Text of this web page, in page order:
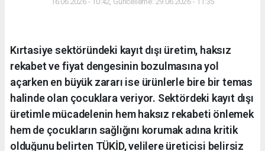
Kırtasiye sektöründeki kayıt dışı üretim, haksız
rekabet ve fiyat dengesinin bozulmasına yol
açarken en büyük zararı ise ürünlerle bire bir temas
halinde olan çocuklara veriyor. Sektördeki kayıt dışı
üretimle mücadelenin hem haksız rekabeti önlemek
hem de çocukların sağlığını korumak adına kritik
olduğunu belirten TÜKİD, velilere üreticisi belirsiz